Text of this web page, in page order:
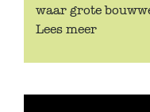
waar grote
Lees meer